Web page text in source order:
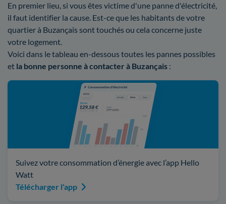
En premier lieu, si vous êtes victime d'une panne d'électricité,
il faut identifier la cause. Est-ce que les habitants de votre
quartier à Buzançais sont touchés ou cela concerne juste
votre logement.
Voici dans le tableau en-dessous toutes les pannes possibles
et la bonne personne à contacter à Buzançais :
Suivez votre consommation d’énergie avec l’app Hello
Watt
Télécharger l'app